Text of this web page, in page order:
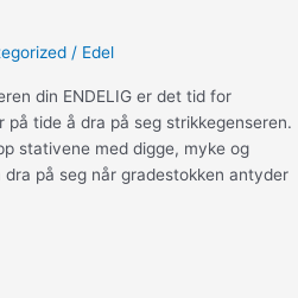
/ Edel
din ENDELIG er det tid for
tide å dra på seg strikkegenseren.
stativene med digge, myke og
på seg når gradestokken antyder